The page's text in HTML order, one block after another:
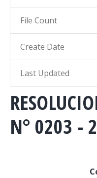
File Count
Create Date
Last Updated
N° 0203 -